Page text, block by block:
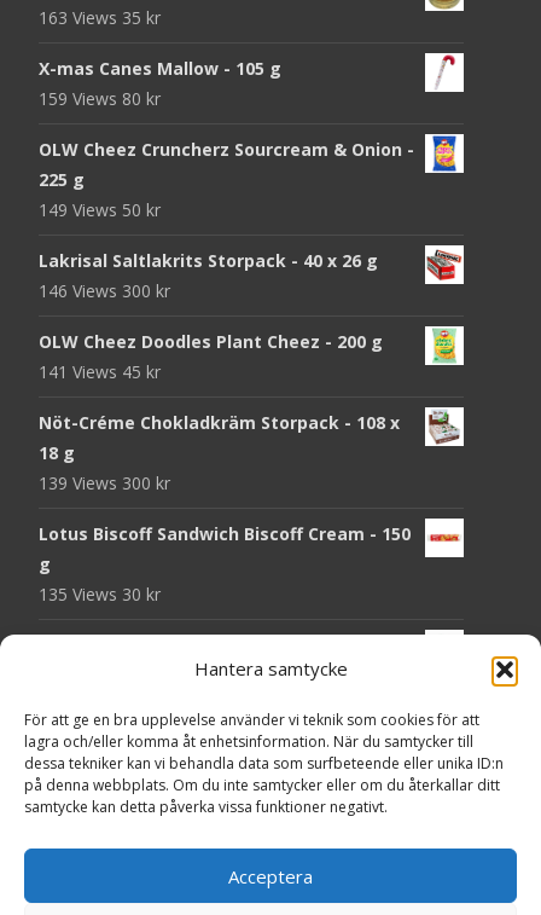
Hantera samtycke
För att ge en bra upplevelse använder vi teknik som cookies för att
lagra och/eller komma åt enhetsinformation. När du samtycker till
dessa tekniker kan vi behandla data som surfbeteende eller unika ID:n
på denna webbplats. Om du inte samtycker eller om du återkallar ditt
samtycke kan detta påverka vissa funktioner negativt.
Acceptera
163 Views 35 kr
X-mas Canes Mallow - 105 g
159 Views 80 kr
OLW Cheez Cruncherz Sourcream & Onion -
225 g
149 Views 50 kr
Lakrisal Saltlakrits Storpack - 40 x 26 g
146 Views 300 kr
OLW Cheez Doodles Plant Cheez - 200 g
141 Views 45 kr
Nöt-Créme Chokladkräm Storpack - 108 x
18 g
139 Views 300 kr
Lotus Biscoff Sandwich Biscoff Cream - 150
g
135 Views 30 kr
Pringles Hot Kickin' Sour Cream Chips - 160
g
130 Views50kr